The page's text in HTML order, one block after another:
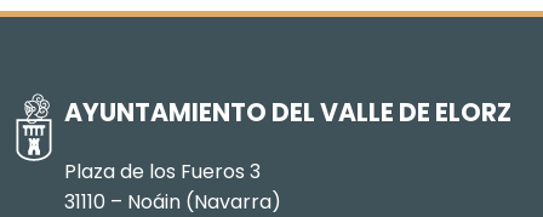
AYUNTAMIENTO DEL VALLE DE ELORZ
Plaza de los Fueros 3
31110 – Noáin (Navarra)